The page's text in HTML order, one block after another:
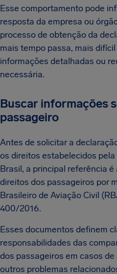
Esse comportamento pode
resposta da empresa ou
processo de obtenção da
mais tempo passa, mais
informações detalhadas ou
necessária.
Buscar informações
passageiro
Antes de solicitar a
os direitos estabelecidos
Brasil, a principal referência é
direitos dos passageiros por
Brasileiro de Aviação Civil
400/2016.
Esses documentos definem
responsabilidades das
dos passageiros em casos
outros problemas